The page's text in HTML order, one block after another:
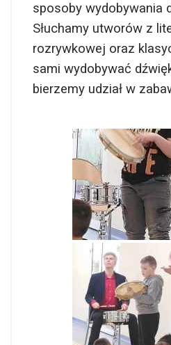
sposoby wydobywania
Słuchamy utworów z
rozrywkowej oraz
sami wydobywać
bierzemy udział w